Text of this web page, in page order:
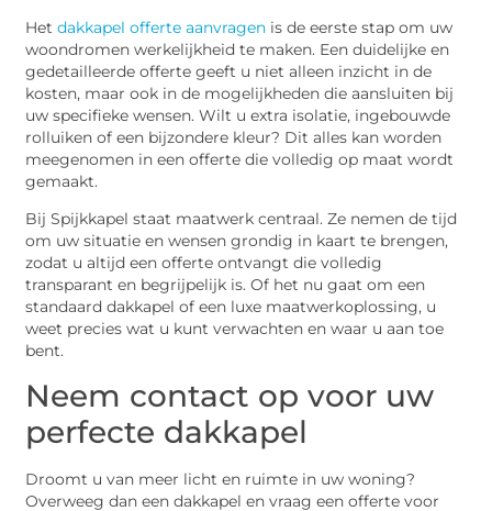
Hetdakkapel offerte aanvragen is de eerste stap om uw
woondromen werkelijkheid te maken. Een duidelijke en
gedetailleerde offerte geeft u niet alleen inzicht in de
kosten, maar ook in de mogelijkheden die aansluiten bij
uw specifieke wensen. Wilt u extra isolatie, ingebouwde
rolluiken of een bijzondere kleur? Dit alles kan worden
meegenomen in een offerte die volledig op maat wordt
gemaakt.
Bij Spijkkapel staat maatwerk centraal. Ze nemen de tijd
om uw situatie en wensen grondig in kaart te brengen,
zodat u altijd een offerte ontvangt die volledig
transparant en begrijpelijk is. Of het nu gaat om een
standaard dakkapel of een luxe maatwerkoplossing, u
weet precies wat u kunt verwachten en waar u aan toe
bent.
Neem contact op voor uw
perfecte dakkapel
Droomt u van meer licht en ruimte in uw woning?
Overweeg dan een dakkapel en vraag een offerte voor